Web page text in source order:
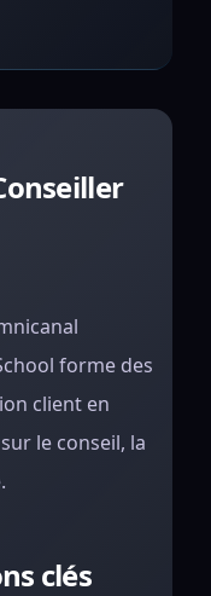
forme des
client en
le conseil, la
clés